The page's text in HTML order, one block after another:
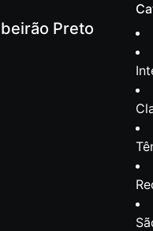
Preto